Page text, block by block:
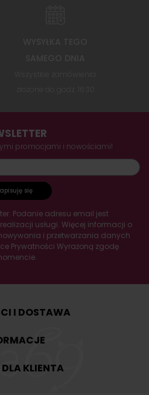
promocjami i nowościami!
się
Podanie adresu email jest
usługi. Więcej informacji o
i przetwarzania danych
Prywatności Wyrażoną zgodę
I DOSTAWA
KLIENTA